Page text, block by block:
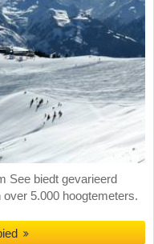
See biedt gevarieerd
5.000 hoogtemeters.